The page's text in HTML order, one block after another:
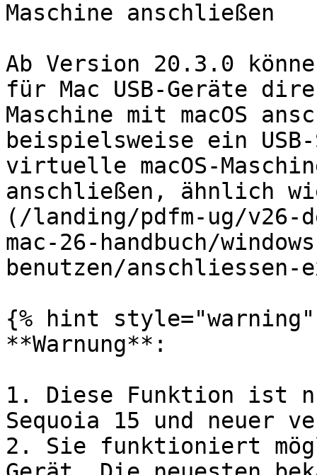
Maschine anschließen
Ab Version 20.3.0
für Mac USB-Geräte
Maschine mit macOS
beispielsweise ein
virtuelle macOS-
anschließen, ähnlich
(/landing/pdfm-ug/
mac-26-handbuch/
benutzen/
{% hint style="warning"
**Warnung**:
1. Diese Funktion ist
Sequoia 15 und neuer
2. Sie funktioniert